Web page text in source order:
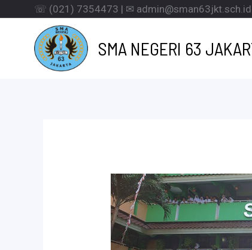
☏ (021) 7354473 | ✉ admin@sman63jkt.sch.id
SMA NEGERI 63